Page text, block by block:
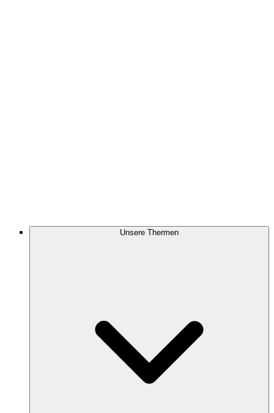
Unsere Thermen